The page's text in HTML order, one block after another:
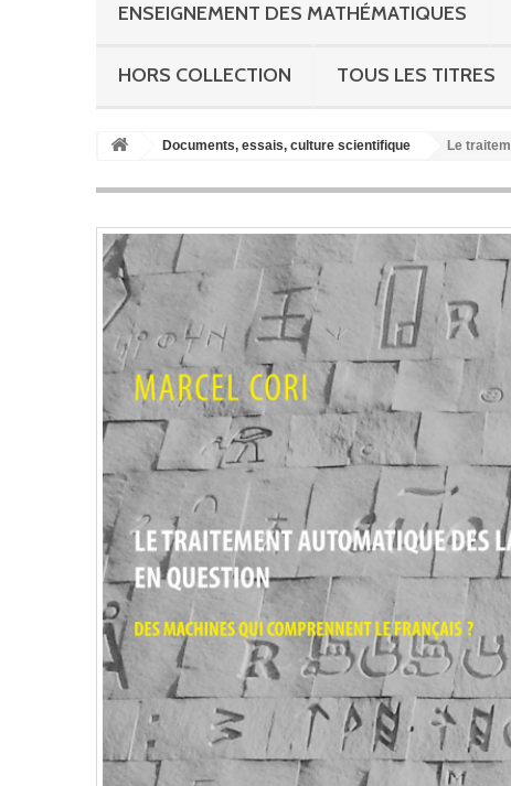
ENSEIGNEMENT DES MATHÉMATIQUES
HORS COLLECTION TOUS LES TITRES
Documents, essais, culture scientifique Le